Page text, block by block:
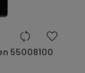
55008100